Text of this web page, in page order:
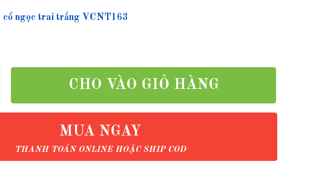
cổ ngọc trai trắng VCNT163
CHO VÀO GIỎ HÀNG
MUA NGAY
THANH TOÁN ONLINE HOẶC SHIP COD